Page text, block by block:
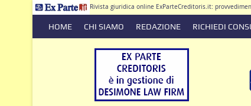
Rivista giuridica online ExParteCreditoris.it:
HOME CHI SIAMO REDAZIONE RICHIEDI